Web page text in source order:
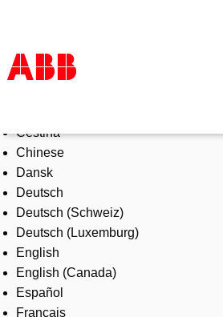
Products & Solutions
Industries
Services
About us
Where to buy
Contact us
Careers
Čeština
Chinese
Dansk
Deutsch
Deutsch (Schweiz)
Deutsch (Luxemburg)
English
English (Canada)
Español
Français